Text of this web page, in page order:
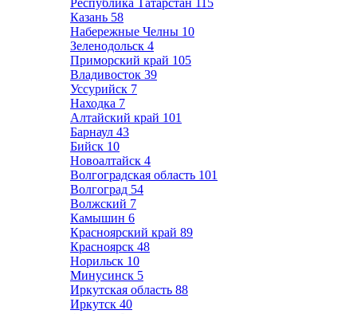
Республика Татарстан 115
Казань 58
Набережные Челны 10
Зеленодольск 4
Приморский край 105
Владивосток 39
Уссурийск 7
Находка 7
Алтайский край 101
Барнаул 43
Бийск 10
Новоалтайск 4
Волгоградская область 101
Волгоград 54
Волжский 7
Камышин 6
Красноярский край 89
Красноярск 48
Норильск 10
Минусинск 5
Иркутская область 88
Иркутск 40